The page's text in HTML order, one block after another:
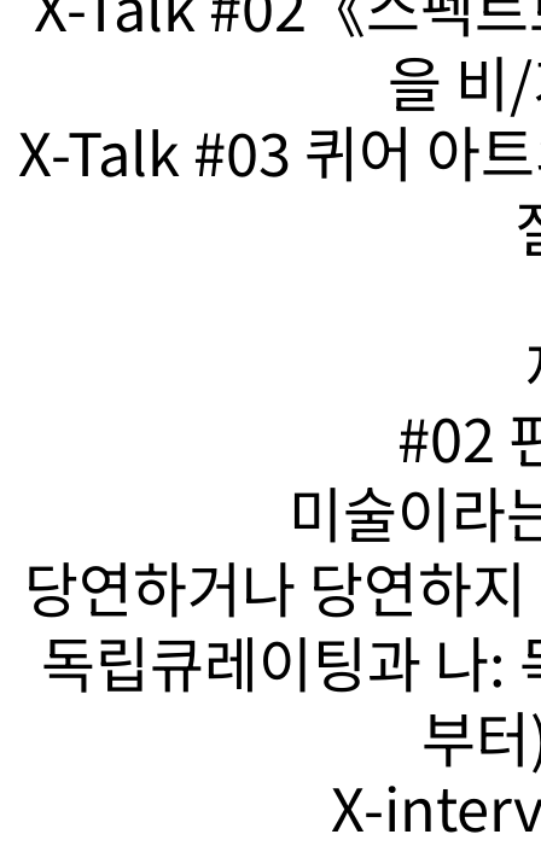
을 비
X-Talk #03 퀴어 아
#02
미술이라
당연하거나 당연하
독립큐레이팅과 나:
부
X-